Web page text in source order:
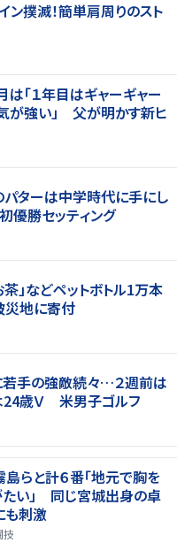
ン撲滅！簡単肩周りのスト
は「１年目はギャーギャー
が強い」 父が明かす新ヒ
パターは中学時代に手にし
優勝セッティング
」などペットボトル1万本
災地に寄付
手の強敵続々…２週前は
24歳Ｖ 米男子ゴルフ
らと計６番「地元で胸を
たい」 同じ宮城出身の卓
も刺激
技